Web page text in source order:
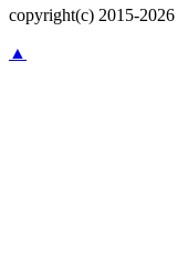
copyright(c) 2015-2026
▲